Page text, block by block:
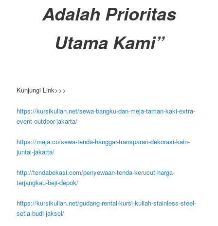
Adalah Prioritas
Utama Kami”
Kunjungi Link>>>
https://kursikuliah.net/sewa-bangku-dan-meja-taman-kaki-extra-
event-outdoor-jakarta/
https://meja.co/sewa-tenda-hanggar-transparan-dekorasi-kain-
juntai-jakarta/
http://tendabekasi.com/penyewaan-tenda-kerucut-harga-
terjangkau-beji-depok/
https://kursikuliah.net/gudang-rental-kursi-kuliah-stainless-steel-
setia-budi-jaksel/